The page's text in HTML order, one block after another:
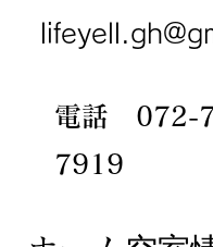
電話 072-
7919